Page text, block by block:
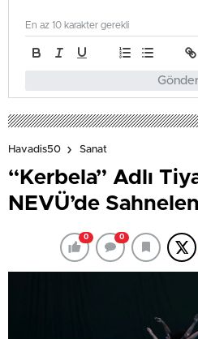
Gönder
En az 10 karakter gerekli
Havadis50 Sanat
“Kerbela” Adlı
NEVÜ’de
0 0